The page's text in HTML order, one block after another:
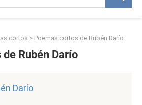
cortos > Poemas cortos de Rubén Darío
Rubén Darío
Darío